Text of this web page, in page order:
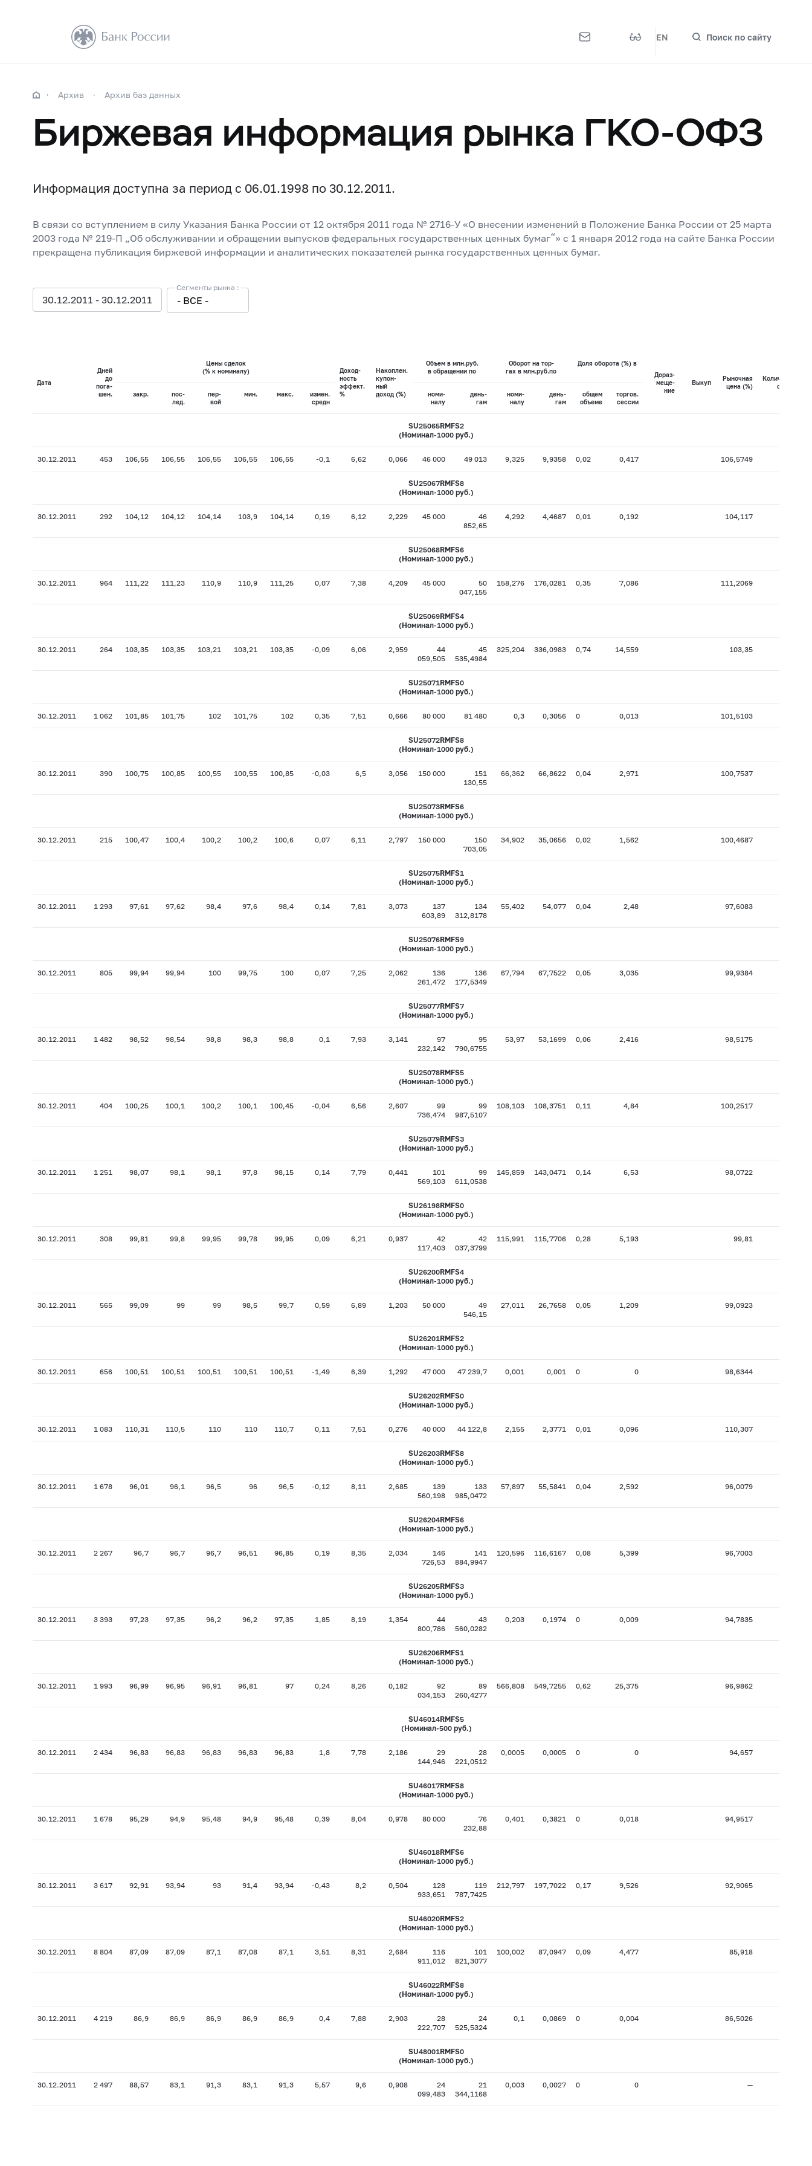
EN Поиск по сайту
Архив Архив баз данных
Биржевая информация рынка ГКО-ОФЗ
Информация доступна за период с 06.01.1998 по 30.12.2011.
В связи со вступлением в силу Указания Банка России от 12 октября 2011 года № 2716-У«О внесении изменений в Положение Банка России от 25 марта
2003 года № 219-П „Об обслуживании и обращении выпусков федеральных государственных ценных бумаг“» с 1 января 2012 года на сайте Банка России
прекращена публикация биржевой информации и аналитических показателей рынка государственных ценных бумаг.
30.12.2011 - 30.12.2011
Сегменты рынка :
- ВСЕ -
Дата
Дней
до
пога-
шен.
Цены сделок
(% к номиналу)
Доход-
ность
эффект.
%
Накоплен.
купон-
ный
доход (%)
Объем в млн.руб.
в обращении по
Оборот на тор-
гах в млн.руб.по
Доля оборота (%) в
Дораз-
меще-
ние
Выкуп
Рыночная
цена (%)
Количество
сделок
закр.
пос-
лед.
пер-
вой
мин. макс.
измен.
средн
номи-
налу
день-
гам
номи-
налу
день-
гам
общем
объеме
торгов.
сессии
SU25065RMFS2
(Номинал-1000 руб.)
30.12.2011 453 106,55 106,55 106,55 106,55 106,55 -0,1 6,62 0,066 46 000 49 013 9,325 9,9358 0,02 0,417 106,5749
SU25067RMFS8
(Номинал-1000 руб.)
30.12.2011 292 104,12 104,12 104,14 103,9 104,14 0,19 6,12 2,229 45 000
46
852,65
4,292 4,4687 0,01 0,192 104,117
SU25068RMFS6
(Номинал-1000 руб.)
30.12.2011 964 111,22 111,23 110,9 110,9 111,25 0,07 7,38 4,209 45 000
50
047,155
158,276 176,0281 0,35 7,086 111,2069
SU25069RMFS4
(Номинал-1000 руб.)
30.12.2011 264 103,35 103,35 103,21 103,21 103,35 -0,09 6,06 2,959
44
059,505
45
535,4984
325,204 336,0983 0,74 14,559 103,35
SU25071RMFS0
(Номинал-1000 руб.)
30.12.2011 1 062 101,85 101,75 102 101,75 102 0,35 7,51 0,666 80 000 81 480 0,3 0,3056 0 0,013 101,5103
SU25072RMFS8
(Номинал-1000 руб.)
30.12.2011 390 100,75 100,85 100,55 100,55 100,85 -0,03 6,5 3,056 150 000
151
130,55
66,362 66,8622 0,04 2,971 100,7537
SU25073RMFS6
(Номинал-1000 руб.)
30.12.2011 215 100,47 100,4 100,2 100,2 100,6 0,07 6,11 2,797 150 000
150
703,05
34,902 35,0656 0,02 1,562 100,4687
SU25075RMFS1
(Номинал-1000 руб.)
30.12.2011 1 293 97,61 97,62 98,4 97,6 98,4 0,14 7,81 3,073
137
603,89
134
312,8178
55,402 54,077 0,04 2,48 97,6083
SU25076RMFS9
(Номинал-1000 руб.)
30.12.2011 805 99,94 99,94 100 99,75 100 0,07 7,25 2,062
136
261,472
136
177,5349
67,794 67,7522 0,05 3,035 99,9384
SU25077RMFS7
(Номинал-1000 руб.)
30.12.2011 1 482 98,52 98,54 98,8 98,3 98,8 0,1 7,93 3,141
97
232,142
95
790,6755
53,97 53,1699 0,06 2,416 98,5175
SU25078RMFS5
(Номинал-1000 руб.)
30.12.2011 404 100,25 100,1 100,2 100,1 100,45 -0,04 6,56 2,607
99
736,474
99
987,5107
108,103 108,3751 0,11 4,84 100,2517
SU25079RMFS3
(Номинал-1000 руб.)
30.12.2011 1 251 98,07 98,1 98,1 97,8 98,15 0,14 7,79 0,441
101
569,103
99
611,0538
145,859 143,0471 0,14 6,53 98,0722
SU26198RMFS0
(Номинал-1000 руб.)
30.12.2011 308 99,81 99,8 99,95 99,78 99,95 0,09 6,21 0,937
42
117,403
42
037,3799
115,991 115,7706 0,28 5,193 99,81
SU26200RMFS4
(Номинал-1000 руб.)
30.12.2011 565 99,09 99 99 98,5 99,7 0,59 6,89 1,203 50 000
49
546,15
27,011 26,7658 0,05 1,209 99,0923
SU26201RMFS2
(Номинал-1000 руб.)
30.12.2011 656 100,51 100,51 100,51 100,51 100,51 -1,49 6,39 1,292 47 000 47 239,7 0,001 0,001 0 0 98,6344
SU26202RMFS0
(Номинал-1000 руб.)
30.12.2011 1 083 110,31 110,5 110 110 110,7 0,11 7,51 0,276 40 000 44 122,8 2,155 2,3771 0,01 0,096 110,307
SU26203RMFS8
(Номинал-1000 руб.)
30.12.2011 1 678 96,01 96,1 96,5 96 96,5 -0,12 8,11 2,685
139
560,198
133
985,0472
57,897 55,5841 0,04 2,592 96,0079
SU26204RMFS6
(Номинал-1000 руб.)
30.12.2011 2 267 96,7 96,7 96,7 96,51 96,85 0,19 8,35 2,034
146
726,53
141
884,9947
120,596 116,6167 0,08 5,399 96,7003
SU26205RMFS3
(Номинал-1000 руб.)
30.12.2011 3 393 97,23 97,35 96,2 96,2 97,35 1,85 8,19 1,354
44
800,786
43
560,0282
0,203 0,1974 0 0,009 94,7835
SU26206RMFS1
(Номинал-1000 руб.)
30.12.2011 1 993 96,99 96,95 96,91 96,81 97 0,24 8,26 0,182
92
034,153
89
260,4277
566,808 549,7255 0,62 25,375 96,9862
SU46014RMFS5
(Номинал-500 руб.)
30.12.2011 2 434 96,83 96,83 96,83 96,83 96,83 1,8 7,78 2,186
29
144,946
28
221,0512
0,0005 0,0005 0 0 94,657
SU46017RMFS8
(Номинал-1000 руб.)
30.12.2011 1 678 95,29 94,9 95,48 94,9 95,48 0,39 8,04 0,978 80 000
76
232,88
0,401 0,3821 0 0,018 94,9517
SU46018RMFS6
(Номинал-1000 руб.)
30.12.2011 3 617 92,91 93,94 93 91,4 93,94 -0,43 8,2 0,504
128
933,651
119
787,7425
212,797 197,7022 0,17 9,526 92,9065
SU46020RMFS2
(Номинал-1000 руб.)
30.12.2011 8 804 87,09 87,09 87,1 87,08 87,1 3,51 8,31 2,684
116
911,012
101
821,3077
100,002 87,0947 0,09 4,477 85,918
SU46022RMFS8
(Номинал-1000 руб.)
30.12.2011 4 219 86,9 86,9 86,9 86,9 86,9 0,4 7,88 2,903
28
222,707
24
525,5324
0,1 0,0869 0 0,004 86,5026
SU48001RMFS0
(Номинал-1000 руб.)
30.12.2011 2 497 88,57 83,1 91,3 83,1 91,3 5,57 9,6 0,908
24
099,483
21
344,1168
0,003 0,0027 0 0 —